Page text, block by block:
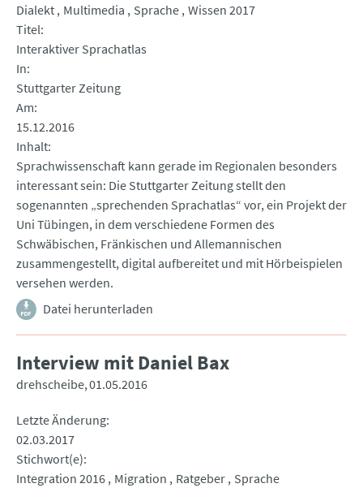
Dialekt Multimedia Sprache Wissen 2017
Titel
Interaktiver Sprachatlas
In
Stuttgarter Zeitung
Am
15.12.2016
Inhalt
Sprachwissenschaft kann gerade im Regionalen besonders
interessant sein: Die Stuttgarter Zeitung stellt den
sogenannten „sprechenden Sprachatlas“ vor, ein Projekt der
Uni Tübingen, in dem verschiedene Formen des
Schwäbischen, Fränkischen und Allemannischen
zusammengestellt, digital aufbereitet und mit Hörbeispielen
versehen werden.
Datei herunterladen
Interview mit Daniel Bax
drehscheibe 01.05.2016
Letzte Änderung
02.03.2017
Stichwort(e)
Integration 2016 Migration Ratgeber Sprache